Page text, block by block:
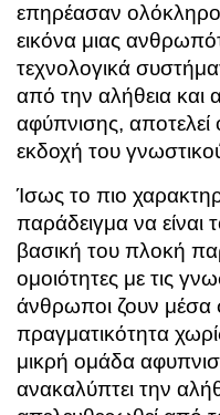
επηρέασαν
εικόνα μιας
τεχνολογικά
από την αλήθεια και
αφύπνισης, αποτελεί
εκδοχή του
Ίσως το πιο
παράδειγμα να είναι
βασική του πλοκή
ομοιότητες με τις
άνθρωποι ζουν μέσα
πραγματικότητα
μικρή ομάδα
ανακαλύπτει την